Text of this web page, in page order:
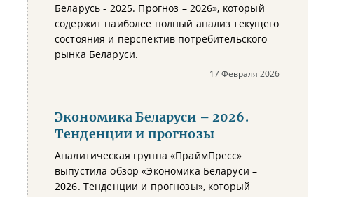
Беларусь - 2025. Прогноз – 2026», который
содержит наиболее полный анализ текущего
состояния и перспектив потребительского
рынка Беларуси.
17 Февраля 2026
Экономика Беларуси – 2026.
Тенденции и прогнозы
Аналитическая группа «ПраймПресс»
выпустила обзор «Экономика Беларуси –
2026. Тенденции и прогнозы», который